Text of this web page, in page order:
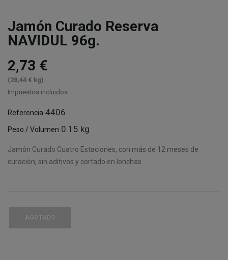
Jamón Curado Reserva
NAVIDUL 96g.
2,73 €
(28,44 € kg)
Impuestos incluidos
Referencia 4406
Peso / Volumen 0.15 kg
Jamón Curado Cuatro Estaciones, con más de 12 meses de
curación, sin aditivos y cortado en lonchas.
AGOTADO